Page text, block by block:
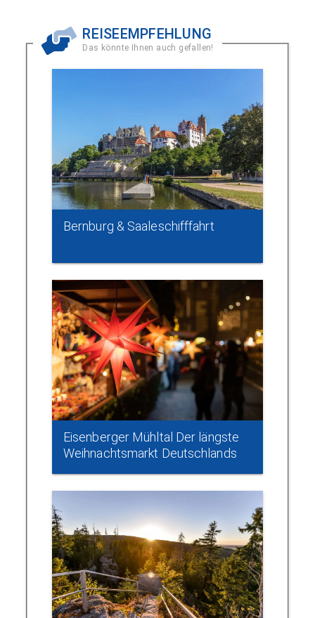
REISEEMPFEHLUNG
Das könnte Ihnen auch gefallen!
Bernburg & Saaleschifffahrt
Eisenberger Mühltal Der längste
Weihnachtsmarkt Deutschlands